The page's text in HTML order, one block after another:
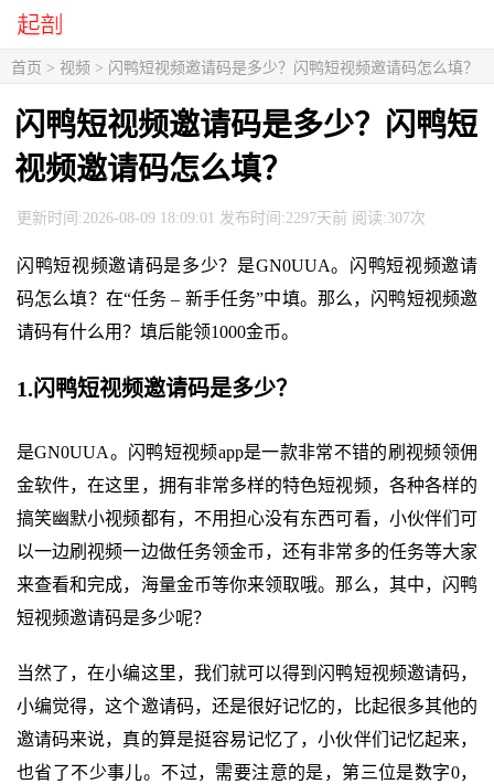
首页 > 视频 > 闪鸭短视频邀请码是多少？闪鸭短视频邀请码怎么填？
闪鸭短视频邀请码是多少？闪鸭短
视频邀请码怎么填？
更新时间:2026-08-09 18:09:01 发布时间:2297天前 阅读:307次
闪鸭短视频邀请码是多少？是GN0UUA。闪鸭短视频邀请
码怎么填？在“任务 – 新手任务”中填。那么，闪鸭短视频邀
请码有什么用？填后能领1000金币。
1.闪鸭短视频邀请码是多少？
是GN0UUA。闪鸭短视频app是一款非常不错的刷视频领佣
金软件，在这里，拥有非常多样的特色短视频，各种各样的
搞笑幽默小视频都有，不用担心没有东西可看，小伙伴们可
以一边刷视频一边做任务领金币，还有非常多的任务等大家
来查看和完成，海量金币等你来领取哦。那么，其中，闪鸭
短视频邀请码是多少呢？
当然了，在小编这里，我们就可以得到闪鸭短视频邀请码，
小编觉得，这个邀请码，还是很好记忆的，比起很多其他的
邀请码来说，真的算是挺容易记忆了，小伙伴们记忆起来，
也省了不少事儿。不过，需要注意的是，第三位是数字0，